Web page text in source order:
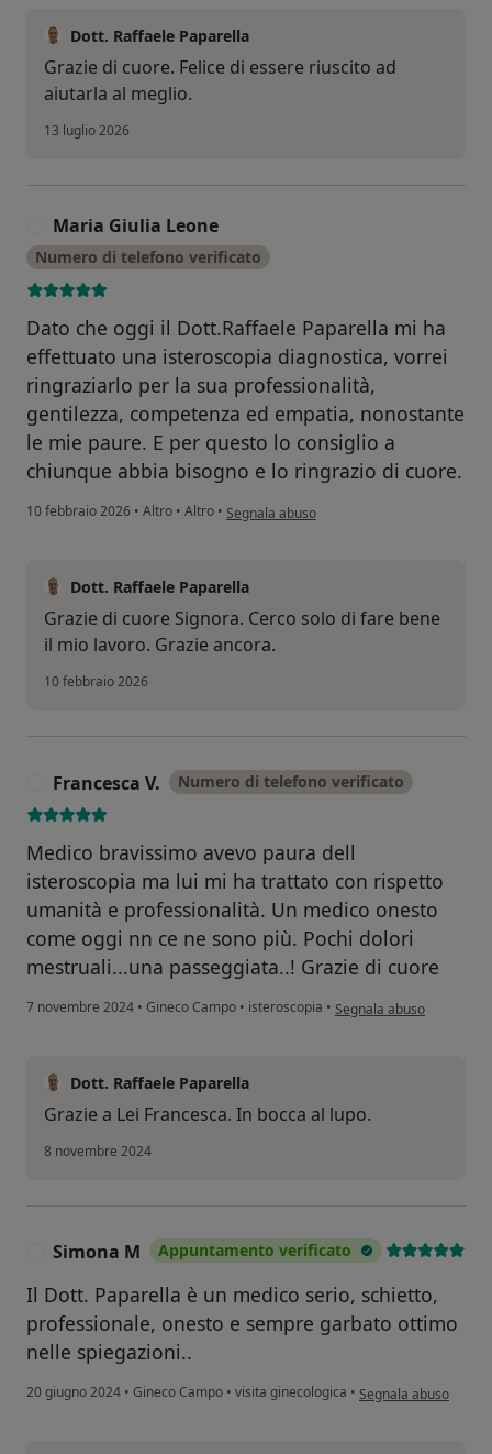
Dott. Raffaele Paparella
Grazie di cuore. Felice di essere riuscito ad
aiutarla al meglio.
13 luglio 2026
Maria Giulia Leone
Numero di telefono verificato
Dato che oggi il Dott.Raffaele Paparella mi ha
effettuato una isteroscopia diagnostica, vorrei
ringraziarlo per la sua professionalità,
gentilezza, competenza ed empatia, nonostante
le mie paure. E per questo lo consiglio a
chiunque abbia bisogno e lo ringrazio di cuore.
10 febbraio 2026 • Altro • Altro • secondo l'opinione dell'utente Maria Giulia
Segnala abuso
Dott. Raffaele Paparella
Grazie di cuore Signora. Cerco solo di fare bene
il mio lavoro. Grazie ancora.
10 febbraio 2026
Francesca V. Numero di telefono verificato
Medico bravissimo avevo paura dell
isteroscopia ma lui mi ha trattato con rispetto
umanità e professionalità. Un medico onesto
come oggi nn ce ne sono più. Pochi dolori
mestruali...una passeggiata..! Grazie di cuore
7 novembre 2024 • Gineco Campo • isteroscopia • secondo l'opinione
Segnala abuso
Dott. Raffaele Paparella
Grazie a Lei Francesca. In bocca al lupo.
8 novembre 2024
Simona M Appuntamento verificato
Il Dott. Paparella è un medico serio, schietto,
professionale, onesto e sempre garbato ottimo
nelle spiegazioni..
20 giugno 2024 • Gineco Campo • visita ginecologica • secondo l'opinione
Segnala abuso